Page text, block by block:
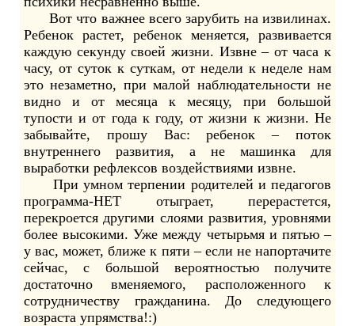
Вот что важнее всего зарубить на извилинах.
Ребенок растет, ребенок меняется, развивается
каждую секунду своей жизни. Извне – от часа к
часу, от суток к суткам, от недели к неделе нам
это незаметно, при малой наблюдательности не
видно и от месяца к месяцу, при большой
тупости и от года к году, от жизни к жизни. Не
забывайте, прошу Вас: ребенок – поток
внутреннего развития, а не машинка для
выработки рефлексов воздействиями извне.
При умном терпении родителей и педагогов
программа-НЕТ отыграет, перерастется,
перекроется другими слоями развития, уровнями
более высокими. Уже между четырьмя и пятью –
у вас, может, ближе к пяти – если не напортачите
сейчас, с большой вероятностью получите
достаточно вменяемого, расположенного к
сотрудничеству гражданина. До следующего
возраста упрямства!:)